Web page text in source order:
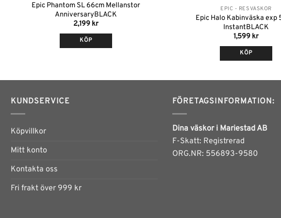
Epic Phantom SL 66cm Mellanstor
AnniversaryBLACK
2,199 kr
KÖP
EPIC - RESVÄSKOR
Epic Halo Kabinväska exp
InstantBLACK
1,599 kr
KÖP
KUNDSERVICE
Köpvillkor
Mitt konto
Kontakta oss
Fri frakt över 999 kr
FÖRETAGSINFORMATION:
Dina väskor i Mariestad AB
F-Skatt: Registrerad
ORG.NR: 556893-9580